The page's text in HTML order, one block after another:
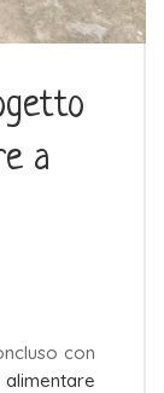
a
con
alimentare